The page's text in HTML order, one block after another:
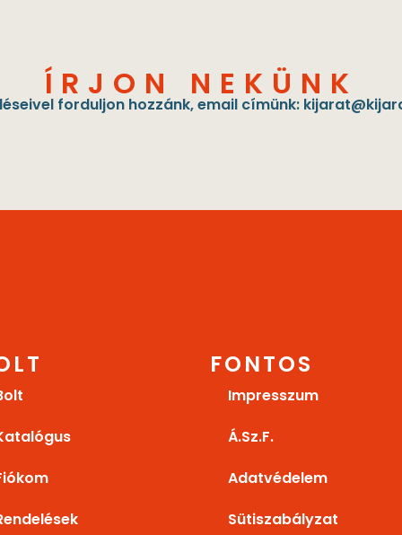
ÍRJON NEKÜNK
forduljon hozzánk, email címünk:
FONTOS
Impresszum
Á.Sz.F.
Adatvédelem
Sütiszabályzat